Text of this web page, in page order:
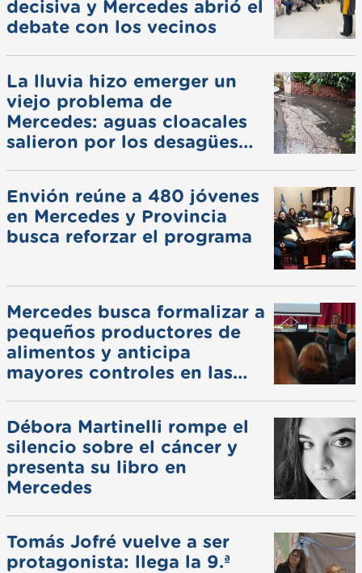
decisiva y Mercedes abrió el
debate con los vecinos
La lluvia hizo emerger un
viejo problema de
Mercedes: aguas cloacales
salieron por los desagües
Envión reúne a 480 jóvenes
en Mercedes y Provincia
busca reforzar el programa
Mercedes busca formalizar a
pequeños productores de
alimentos y anticipa
mayores controles en las
Débora Martinelli rompe el
silencio sobre el cáncer y
presenta su libro en
Mercedes
Tomás Jofré vuelve a ser
protagonista: llega la 9.ª